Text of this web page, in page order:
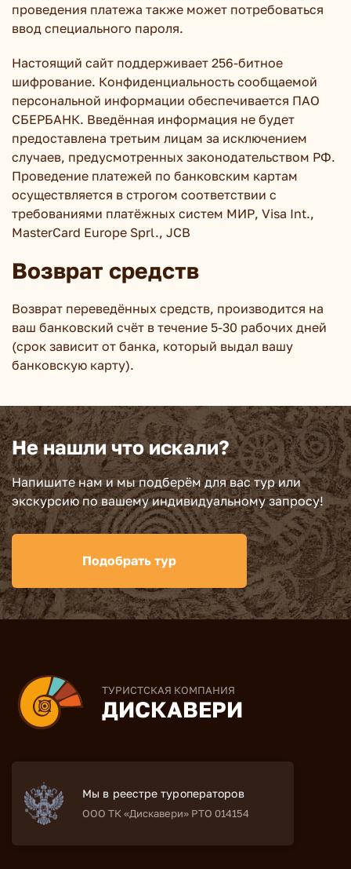
проведения платежа также может потребоваться
ввод специального пароля.
Настоящий сайт поддерживает 256-битное
шифрование. Конфиденциальность сообщаемой
персональной информации обеспечивается ПАО
СБЕРБАНК. Введённая информация не будет
предоставлена третьим лицам за исключением
случаев, предусмотренных законодательством РФ.
Проведение платежей по банковским картам
осуществляется в строгом соответствии с
требованиями платёжных систем МИР, Visa Int.,
MasterCard Europe Sprl., JCB
Возврат средств
Возврат переведённых средств, производится на
ваш банковский счёт в течение 5-30 рабочих дней
(срок зависит от банка, который выдал вашу
банковскую карту).
Не нашли что искали?
Напишите нам и мы подберём для вас тур или
экскурсию по вашему индивидуальному запросу!
Подобрать тур
ТУРИСТСКАЯ КОМПАНИЯ
ДИСКАВЕРИ
Мы в реестре туроператоров
ООО ТК «Дискавери» РТО 014154